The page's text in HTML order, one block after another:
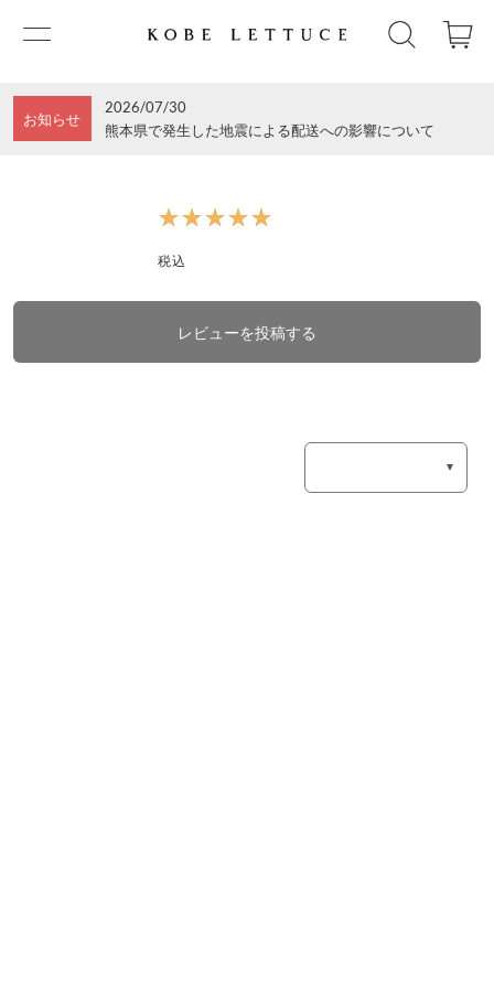
お知らせ
2026/07/30
熊本県で発生した地震による配送への影響について
★★★★★
★★★★★
税込
レビューを投稿する